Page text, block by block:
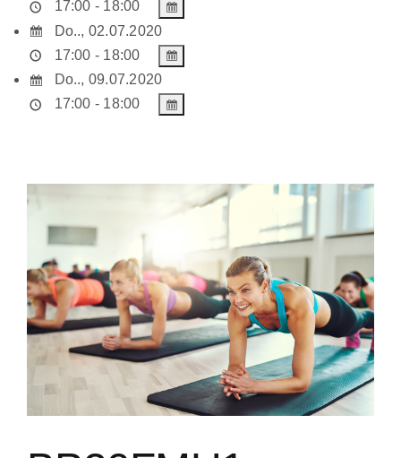
17:00 - 18:00
Do.., 02.07.2020
17:00 - 18:00
Do.., 09.07.2020
17:00 - 18:00